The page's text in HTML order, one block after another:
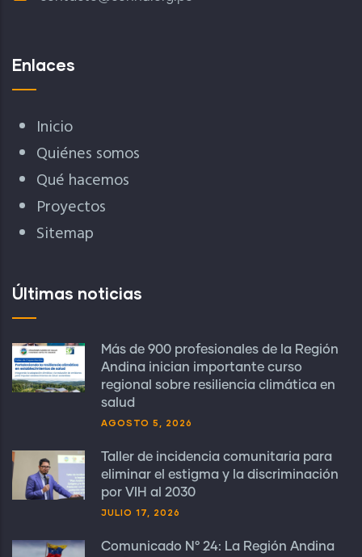
Enlaces
Inicio
Quiénes somos
Qué hacemos
Proyectos
Sitemap
Últimas noticias
Más de 900 profesionales de la Región
Andina inician importante curso
regional sobre resiliencia climática en
salud
AGOSTO 5, 2026
Taller de incidencia comunitaria para
eliminar el estigma y la discriminación
por VIH al 2030
JULIO 17, 2026
Comunicado N° 24: La Región Andina